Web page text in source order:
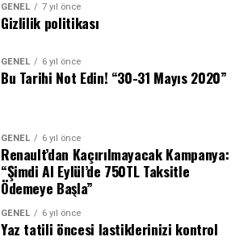
GENEL 7 yıl önce
Gizlilik politikası
GENEL 6 yıl önce
Bu Tarihi Not Edin! “30-31 Mayıs 2020”
GENEL 6 yıl önce
Renault’dan Kaçırılmayacak Kampanya:
“Şimdi Al Eylül’de 750TL Taksitle
Ödemeye Başla”
GENEL 6 yıl önce
Yaz tatili öncesi lastiklerinizi kontrol